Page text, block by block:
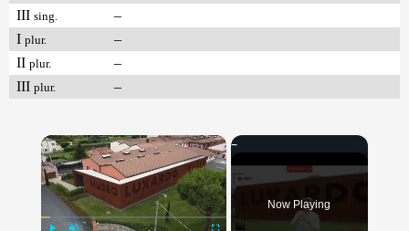
III sing.
–
I plur.
–
II plur.
–
III plur. –
×
Now Playing